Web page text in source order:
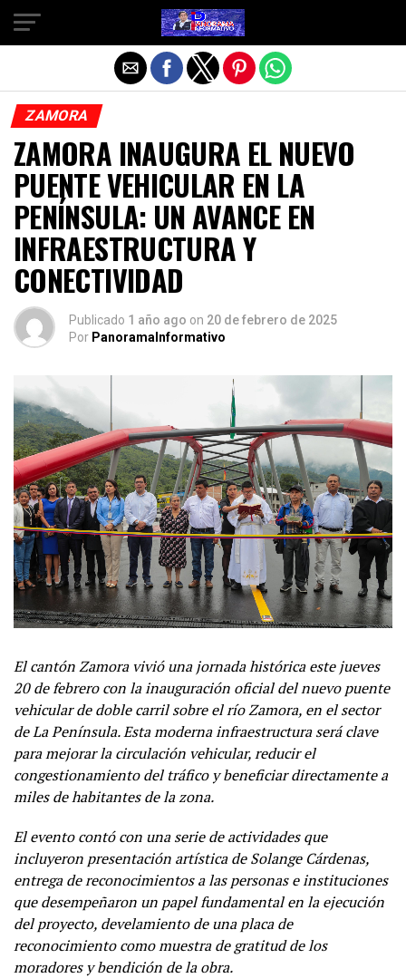
ZAMORA
ZAMORA INAUGURA EL NUEVO
PUENTE VEHICULAR EN LA
PENÍNSULA: UN AVANCE EN
INFRAESTRUCTURA Y
CONECTIVIDAD
Publicado 1 año ago on 20 de febrero de 2025
Por PanoramaInformativo
El cantón Zamora vivió una jornada histórica este jueves
20 de febrero con la inauguración oficial del nuevo puente
vehicular de doble carril sobre el río Zamora, en el sector
de La Península. Esta moderna infraestructura será clave
para mejorar la circulación vehicular, reducir el
congestionamiento del tráfico y beneficiar directamente a
miles de habitantes de la zona.
El evento contó con una serie de actividades que
incluyeron presentación artística de Solange Cárdenas,
entrega de reconocimientos a las personas e instituciones
que desempeñaron un papel fundamental en la ejecución
del proyecto, develamiento de una placa de
reconocimiento como muestra de gratitud de los
moradores y bendición de la obra.
Salir de la versión móvil